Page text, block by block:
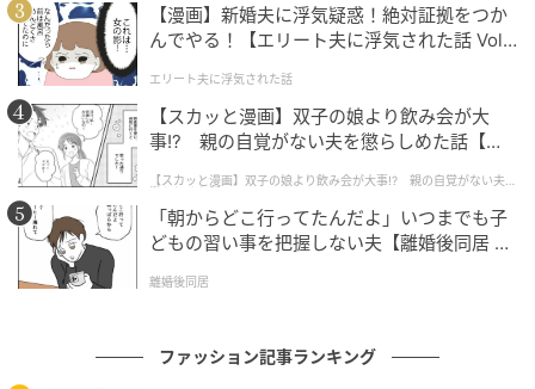
【漫画】新婚夫に浮気疑惑！絶対証拠をつか
んでやる！【エリート夫に浮気された話 Vol.
エリート夫に浮気された話
【スカッと漫画】双子の娘より飲み会が大
事!? 親の自覚がない夫を懲らしめた話【第1
【スカッと漫画】双子の娘より飲み会が大事!? 親の自覚がない夫を
懲らしめた話
「朝からどこ行ってたんだよ」いつまでも子
どもの習い事を把握しない夫【離婚後同居 Vo
離婚後同居
ファッション記事ランキング